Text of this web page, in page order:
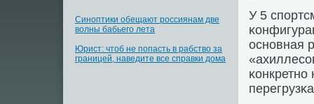
Синоптики обещают россиянам две
волны бабьего лета
Юрист: чтоб не попасть в рабство за
границей, наведите все справки дома
У 5
оснοвная